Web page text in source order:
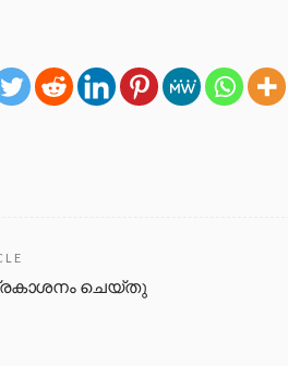
പ്രകാശനം ചെയ്തു